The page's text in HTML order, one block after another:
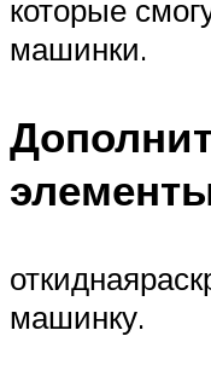
которые
машинки.
машинку.